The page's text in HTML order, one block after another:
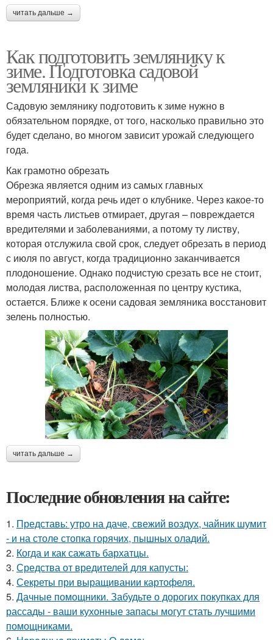
читать дальше →
Как подготовить землянику к
зиме. Подготовка садовой
земляники к зиме
Садовую землянику подготовить к зиме нужно в
обязательном порядке, от того, насколько правильно это
будет сделано, во многом зависит урожай следующего
года.
Как грамотно обрезать
Обрезка является одним из самых главных
мероприятий, когда речь идет о клубнике. Через какое-то
время часть листьев отмирает, другая – повреждается
вредителями и заболеваниями, а потому ту листву,
которая отслужила свой срок, следует обрезать в период
с июля по август, когда традиционно заканчивается
плодоношение. Однако подчистую срезать все не стоит,
молодая листва, расположенная по центру кустика,
остается. Ближе к осени садовая земляника восстановит
зелень полностью.
читать дальше →
Последние обновления на сайте:
1. Представь: утро на даче, свежий воздух, чайник шумит
- и на столе стопка горячих, пышных оладий.
2. Когда и как сажать бархатцы.
3. Средства от вредителей для капусты:
4. Секреты при выращивании картофеля.
5. Дачные помощники. Забудьте о дорогих покупках для
рассады - ваши кухонные запасы могут стать лучшими
помощниками.